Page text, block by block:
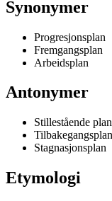
Synonymer
Progresjonsplan
Fremgangsplan
Arbeidsplan
Antonymer
Stillestående plan
Tilbakegangsplan
Stagnasjonsplan
Etymologi